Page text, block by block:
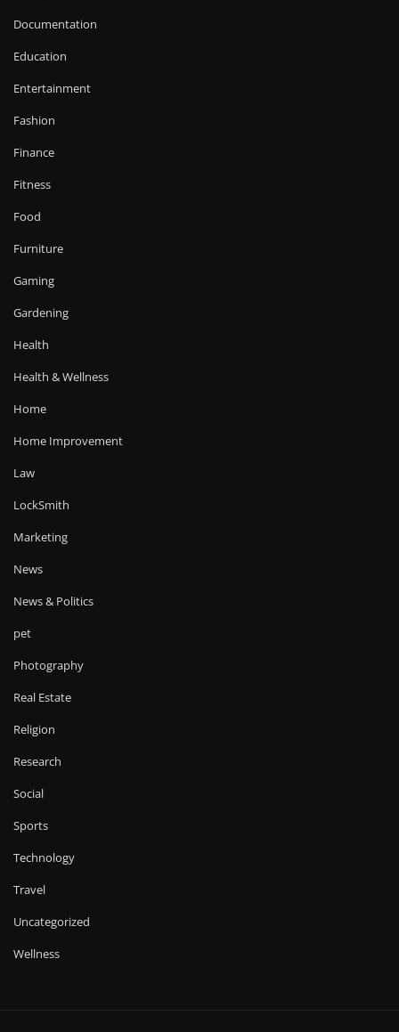
Documentation
Education
Entertainment
Fashion
Finance
Fitness
Food
Furniture
Gaming
Gardening
Health
Health & Wellness
Home
Home Improvement
Law
LockSmith
Marketing
News
News & Politics
pet
Photography
Real Estate
Religion
Research
Social
Sports
Technology
Travel
Uncategorized
Wellness